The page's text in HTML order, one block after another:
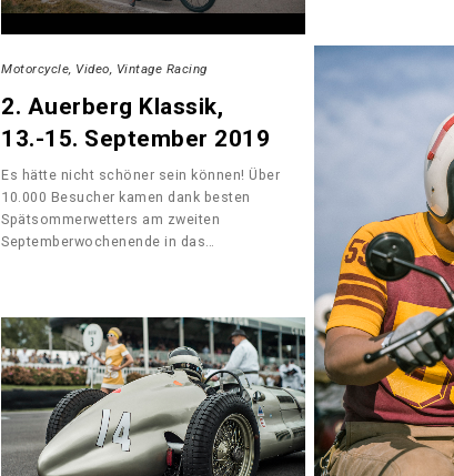
Motorcycle Video Vintage Racing
2. Auerberg Klassik,
13.-15. September 2019
Es hätte nicht schöner sein können! Über
10.000 Besucher kamen dank besten
Spätsommerwetters am zweiten
Septemberwochenende in das…